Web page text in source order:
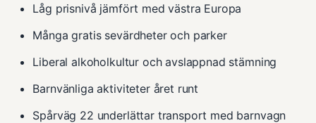
Låg prisnivå jämfört med västra Europa
Många gratis sevärdheter och parker
Liberal alkoholkultur och avslappnad stämning
Barnvänliga aktiviteter året runt
Spårväg 22 underlättar transport med barnvagn